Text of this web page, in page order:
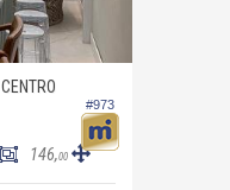
#973
CENTRO
146,00